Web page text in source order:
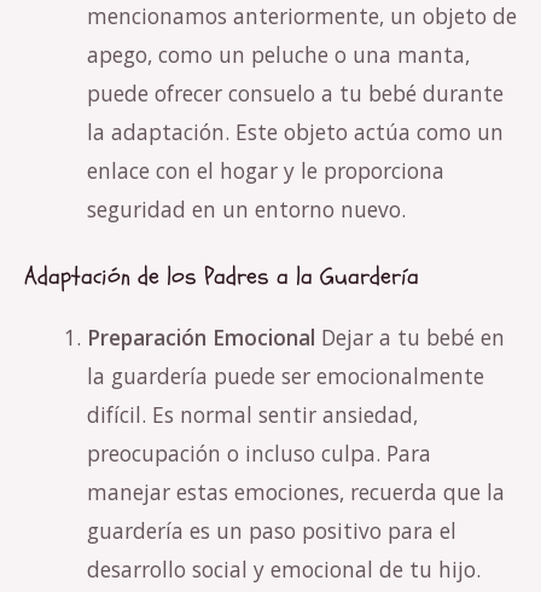
mencionamos anteriormente, un objeto de
apego, como un peluche o una manta,
puede ofrecer consuelo a tu bebé durante
la adaptación. Este objeto actúa como un
enlace con el hogar y le proporciona
seguridad en un entorno nuevo.
Adaptación de los Padres a la Guardería
Preparación Emocional Dejar a tu bebé en
la guardería puede ser emocionalmente
difícil. Es normal sentir ansiedad,
preocupación o incluso culpa. Para
manejar estas emociones, recuerda que la
guardería es un paso positivo para el
desarrollo social y emocional de tu hijo.